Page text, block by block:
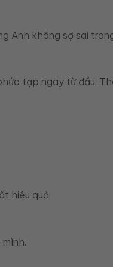
không sợ sai
tạp ngay từ đầu.
hiệu quả.